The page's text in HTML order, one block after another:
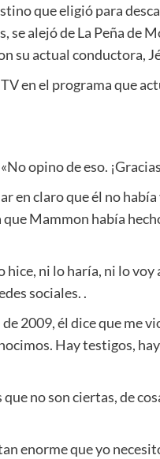
que eligió para
se alejó de La Peña de
su actual conductora,
en el programa que
opino de eso.
en claro que él no
Mammon había
ni lo haría, ni lo voy
sociales. .
2009, él dice que me
Hay testigos,
no son ciertas, de
enorme que yo